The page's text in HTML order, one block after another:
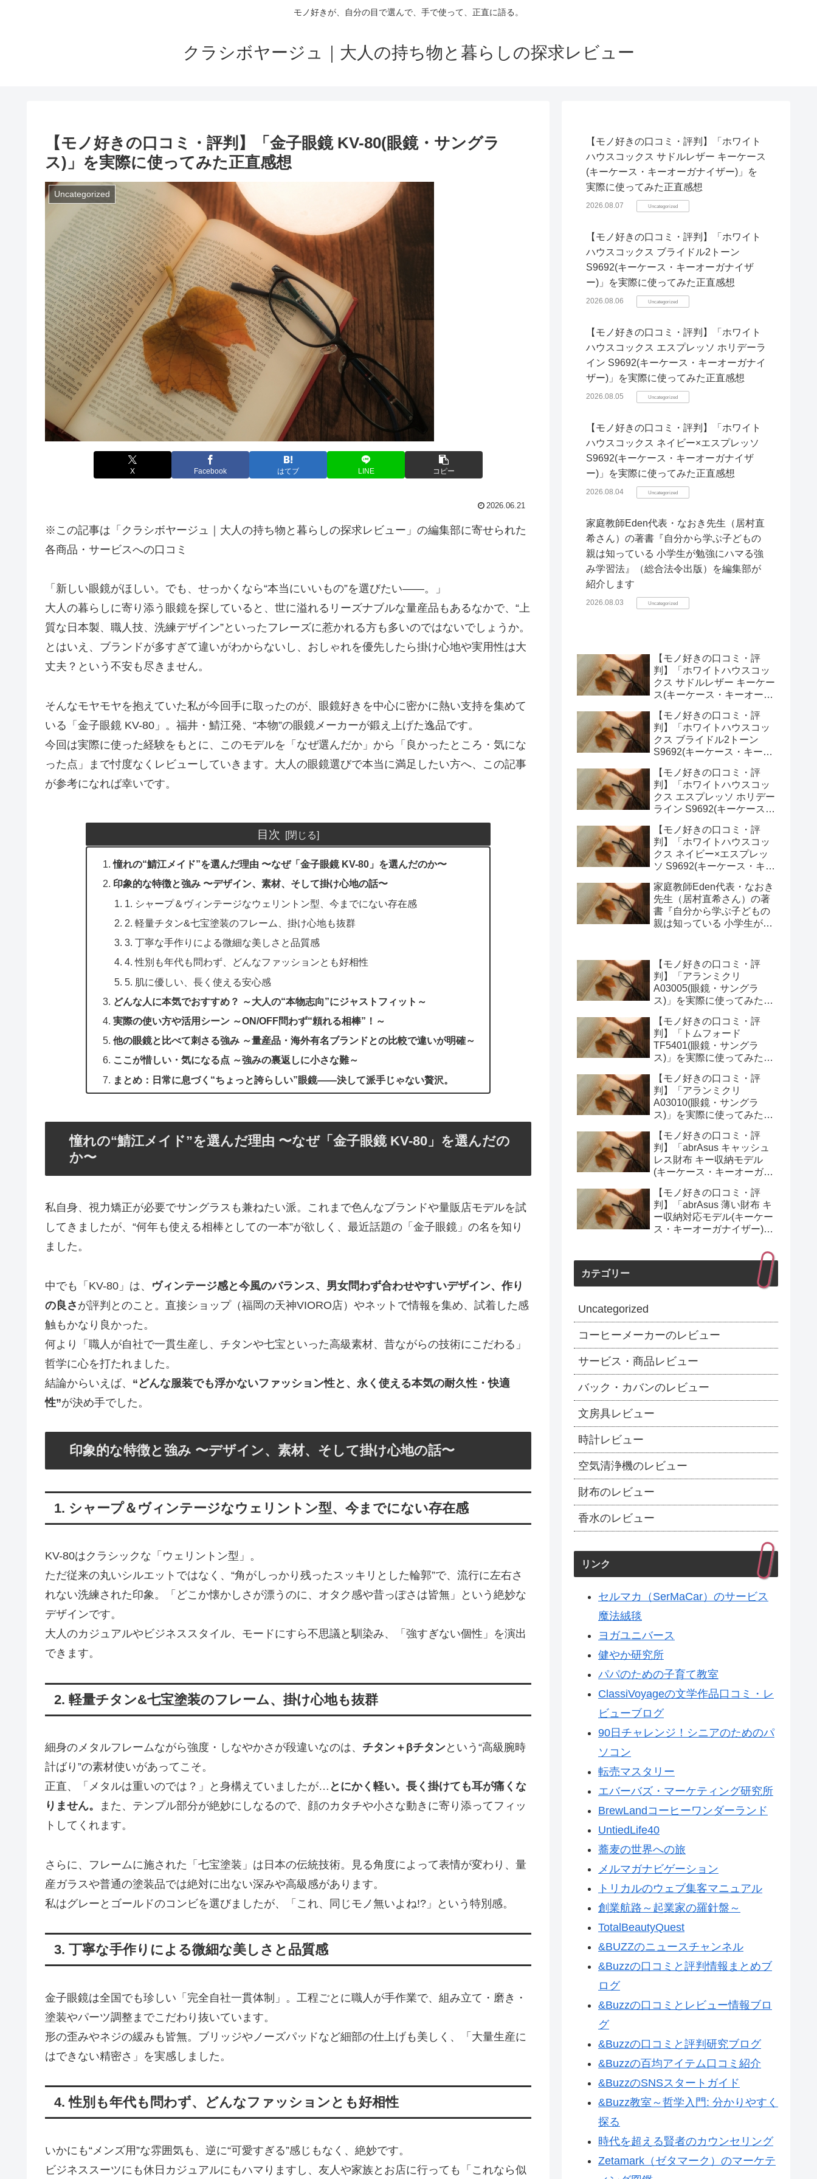
モノ好きが、自分の目で選んで、手で使って、正直に語る。
クラシボヤージュ｜大人の持ち物と暮らしの探求レビュー
【モノ好きの口コミ・評判】「金子眼鏡 KV-80(眼鏡・サングラ
ス)」を実際に使ってみた正直感想
Uncategorized
X Facebook はてブ LINE コピー
2026.06.21
※この記事は「クラシボヤージュ｜大人の持ち物と暮らしの探求レビュー」の編集部に寄せられた
各商品・サービスへの口コミ
「新しい眼鏡がほしい。でも、せっかくなら“本当にいいもの”を選びたい――。」
大人の暮らしに寄り添う眼鏡を探していると、世に溢れるリーズナブルな量産品もあるなかで、“上
質な日本製、職人技、洗練デザイン”といったフレーズに惹かれる方も多いのではないでしょうか。
とはいえ、ブランドが多すぎて違いがわからないし、おしゃれを優先したら掛け心地や実用性は大
丈夫？という不安も尽きません。
そんなモヤモヤを抱えていた私が今回手に取ったのが、眼鏡好きを中心に密かに熱い支持を集めて
いる「金子眼鏡 KV-80」。福井・鯖江発、“本物”の眼鏡メーカーが鍛え上げた逸品です。
今回は実際に使った経験をもとに、このモデルを「なぜ選んだか」から「良かったところ・気にな
った点」まで忖度なくレビューしていきます。大人の眼鏡選びで本当に満足したい方へ、この記事
が参考になれば幸いです。
目次
憧れの“鯖江メイド”を選んだ理由 〜なぜ「金子眼鏡 KV-80」を選んだのか〜
印象的な特徴と強み 〜デザイン、素材、そして掛け心地の話〜
1. シャープ＆ヴィンテージなウェリントン型、今までにない存在感
2. 軽量チタン&七宝塗装のフレーム、掛け心地も抜群
3. 丁寧な手作りによる微細な美しさと品質感
4. 性別も年代も問わず、どんなファッションとも好相性
5. 肌に優しい、長く使える安心感
どんな人に本気でおすすめ？ ～大人の“本物志向”にジャストフィット～
実際の使い方や活用シーン ～ON/OFF問わず“頼れる相棒”！～
他の眼鏡と比べて刺さる強み ～量産品・海外有名ブランドとの比較で違いが明確～
ここが惜しい・気になる点 ～強みの裏返しに小さな難～
まとめ：日常に息づく“ちょっと誇らしい”眼鏡——決して派手じゃない贅沢。
憧れの“鯖江メイド”を選んだ理由 〜なぜ「金子眼鏡 KV-80」を選んだの
か〜
私自身、視力矯正が必要でサングラスも兼ねたい派。これまで色んなブランドや量販店モデルを試
してきましたが、“何年も使える相棒としての一本”が欲しく、最近話題の「金子眼鏡」の名を知り
ました。
中でも「KV-80」は、 ヴィンテージ感と今風のバランス、男女問わず合わせやすいデザイン、作り
の良さ が評判とのこと。直接ショップ（福岡の天神VIORO店）やネットで情報を集め、試着した感
触もかなり良かった。
何より「職人が自社で一貫生産し、チタンや七宝といった高級素材、昔ながらの技術にこだわる」
哲学に心を打たれました。
結論からいえば、 “どんな服装でも浮かないファッション性と、永く使える本気の耐久性・快適
性”が決め手でした。
印象的な特徴と強み 〜デザイン、素材、そして掛け心地の話〜
1. シャープ＆ヴィンテージなウェリントン型、今までにない存在感
KV-80はクラシックな「ウェリントン型」。
ただ従来の丸いシルエットではなく、“角がしっかり残ったスッキリとした輪郭”で、流行に左右さ
れない洗練された印象。「どこか懐かしさが漂うのに、オタク感や昔っぽさは皆無」という絶妙な
デザインです。
大人のカジュアルやビジネススタイル、モードにすら不思議と馴染み、「強すぎない個性」を演出
できます。
2. 軽量チタン&七宝塗装のフレーム、掛け心地も抜群
細身のメタルフレームながら強度・しなやかさが段違いなのは、 チタン＋βチタンという“高級腕時
計ばり”の素材使いがあってこそ。
正直、「メタルは重いのでは？」と身構えていましたが… とにかく軽い。長く掛けても耳が痛くな
りません。
また、テンプル部分が絶妙にしなるので、顔のカタチや小さな動きに寄り添ってフィッ
トしてくれます。
さらに、フレームに施された「七宝塗装」は日本の伝統技術。見る角度によって表情が変わり、量
産ガラスや普通の塗装品では絶対に出ない深みや高級感があります。
私はグレーとゴールドのコンビを選びましたが、「これ、同じモノ無いよね!?」という特別感。
3. 丁寧な手作りによる微細な美しさと品質感
金子眼鏡は全国でも珍しい「完全自社一貫体制」。工程ごとに職人が手作業で、組み立て・磨き・
塗装やパーツ調整までこだわり抜いています。
形の歪みやネジの緩みも皆無。ブリッジやノーズパッドなど細部の仕上げも美しく、「大量生産に
はできない精密さ」を実感しました。
4. 性別も年代も問わず、どんなファッションとも好相性
いかにも“メンズ用”な雰囲気も、逆に“可愛すぎる”感じもなく、絶妙です。
ビジネススーツにも休日カジュアルにもハマりますし、友人や家族とお店に行っても「これなら似
【モノ好きの口コミ・評判】「ホワイト
ハウスコックス サドルレザー キーケース
(キーケース・キーオーガナイザー)」を
実際に使ってみた正直感想
2026.08.07 Uncategorized
【モノ好きの口コミ・評判】「ホワイト
ハウスコックス ブライドル2トーン
S9692(キーケース・キーオーガナイザ
ー)」を実際に使ってみた正直感想
2026.08.06 Uncategorized
【モノ好きの口コミ・評判】「ホワイト
ハウスコックス エスプレッソ ホリデーラ
イン S9692(キーケース・キーオーガナイ
ザー)」を実際に使ってみた正直感想
2026.08.05 Uncategorized
【モノ好きの口コミ・評判】「ホワイト
ハウスコックス ネイビー×エスプレッソ
S9692(キーケース・キーオーガナイザ
ー)」を実際に使ってみた正直感想
2026.08.04 Uncategorized
家庭教師Eden代表・なおき先生（居村直
希さん）の著書『自分から学ぶ子どもの
親は知っている 小学生が勉強にハマる強
み学習法』（総合法令出版）を編集部が
紹介します
2026.08.03 Uncategorized
【モノ好きの口コミ・評
判】「ホワイトハウスコッ
クス サドルレザー キーケー
ス(キーケース・キーオーガ
みた正直感想
【モノ好きの口コミ・評
判】「ホワイトハウスコッ
クス ブライドル2トーン
S9692(キーケース・キーオ
ってみた正直感想
【モノ好きの口コミ・評
判】「ホワイトハウスコッ
クス エスプレッソ ホリデー
ライン S9692(キーケース・
際に使ってみた正直感想
【モノ好きの口コミ・評
判】「ホワイトハウスコッ
クス ネイビー×エスプレッ
ソ S9692(キーケース・キー
使ってみた正直感想
家庭教師Eden代表・なおき
先生（居村直希さん）の著
書『自分から学ぶ子どもの
親は知っている 小学生が勉
が紹介します
【モノ好きの口コミ・評
判】「アランミクリ
A03005(眼鏡・サングラ
ス)」を実際に使ってみた正
【モノ好きの口コミ・評
判】「トムフォード
TF5401(眼鏡・サングラ
ス)」を実際に使ってみた正
【モノ好きの口コミ・評
判】「アランミクリ
A03010(眼鏡・サングラ
ス)」を実際に使ってみた正
【モノ好きの口コミ・評
判】「abrAsus キャッシュ
レス財布 キー収納モデル
(キーケース・キーオーガナ
た正直感想
【モノ好きの口コミ・評
判】「abrAsus 薄い財布 キ
ー収納対応モデル(キーケー
ス・キーオーガナイザー)」
カテゴリー
Uncategorized
コーヒーメーカーのレビュー
サービス・商品レビュー
バック・カバンのレビュー
文房具レビュー
時計レビュー
空気清浄機のレビュー
財布のレビュー
香水のレビュー
リンク
セルマカ（SerMaCar）のサービス
魔法絨毯
ヨガユニバース
健やか研究所
パパのための子育て教室
ClassiVoyageの文学作品口コミ・レ
ビューブログ
90日チャレンジ！シニアのためのパ
ソコン
転売マスタリー
エバーバズ・マーケティング研究所
BrewLandコーヒーワンダーランド
UntiedLife40
蕎麦の世界への旅
メルマガナビゲーション
トリカルのウェブ集客マニュアル
創業航路～起業家の羅針盤～
TotalBeautyQuest
&BUZZのニュースチャンネル
&Buzzの口コミと評判情報まとめブ
ログ
&Buzzの口コミとレビュー情報ブロ
グ
&Buzzの口コミと評判研究ブログ
&Buzzの百均アイテム口コミ紹介
&BuzzのSNSスタートガイド
&Buzz教室～哲学入門: 分かりやすく
探る
時代を超える賢者のカウンセリング
Zetamark（ゼタマーク）のマーケテ